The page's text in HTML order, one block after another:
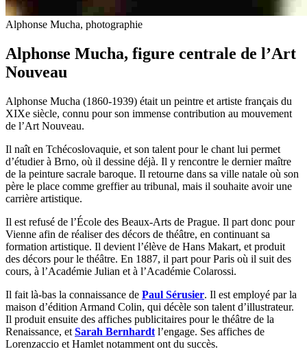
Alphonse Mucha, photographie
Alphonse Mucha, figure centrale de l’Art
Nouveau
Alphonse Mucha (1860-1939) était un peintre et artiste français du
XIXe siècle, connu pour son immense contribution au mouvement
de l’Art Nouveau.
Il naît en Tchécoslovaquie, et son talent pour le chant lui permet
d’étudier à Brno, où il dessine déjà. Il y rencontre le dernier maître
de la peinture sacrale baroque. Il retourne dans sa ville natale où son
père le place comme greffier au tribunal, mais il souhaite avoir une
carrière artistique.
Il est refusé de l’École des Beaux-Arts de Prague. Il part donc pour
Vienne afin de réaliser des décors de théâtre, en continuant sa
formation artistique. Il devient l’élève de Hans Makart, et produit
des décors pour le théâtre. En 1887, il part pour Paris où il suit des
cours, à l’Académie Julian et à l’Académie Colarossi.
Il fait là-bas la connaissance de Paul Sérusier. Il est employé par la
maison d’édition Armand Colin, qui décèle son talent d’illustrateur.
Il produit ensuite des affiches publicitaires pour le théâtre de la
Renaissance, et Sarah Bernhardt l’engage. Ses affiches de
Lorenzaccio et Hamlet notamment ont du succès.